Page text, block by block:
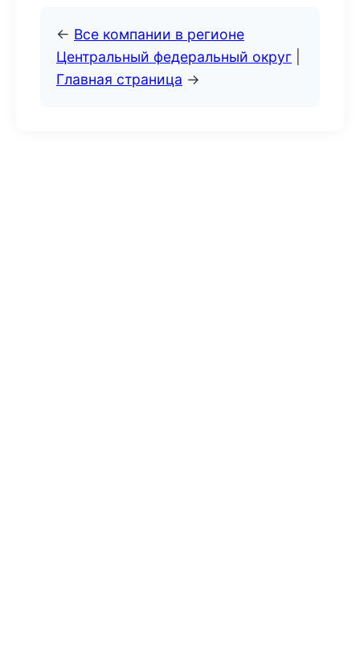
← Все компании в регионе
Центральный федеральный округ
Главная страница →